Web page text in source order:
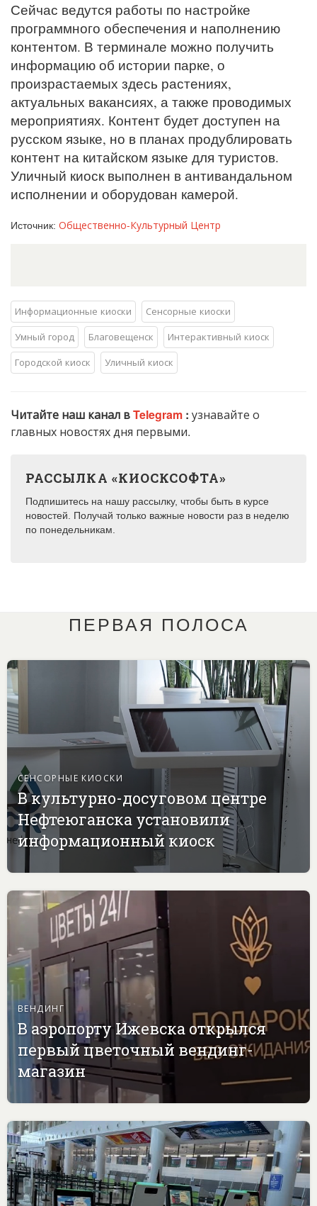
Сейчас ведутся работы по настройке
программного обеспечения и наполнению
контентом. В терминале можно получить
информацию об истории парке, о
произрастаемых здесь растениях,
актуальных вакансиях, а также проводимых
мероприятиях. Контент будет доступен на
русском языке, но в планах продублировать
контент на китайском языке для туристов.
Уличный киоск выполнен в антивандальном
исполнении и оборудован камерой.
Источник: Общественно-Культурный Центр
Информационные киоски
Сенсорные киоски
Умный город
Благовещенск
Интерактивный киоск
Городской киоск
Уличный киоск
Читайте наш канал вTelegram : узнавайте о
главных новостях дня первыми.
РАССЫЛКА «КИОСКСОФТА»
Подпишитесь на нашу рассылку, чтобы быть в курсе
новостей. Получай только важные новости раз в неделю
по понедельникам.
ПЕРВАЯ ПОЛОСА
СЕНСОРНЫЕ КИОСКИ
В культурно-досуговом центре
Нефтеюганска установили
информационный киоск
ВЕНДИНГ
В аэропорту Ижевска открылся
первый цветочный вендинг-
магазин